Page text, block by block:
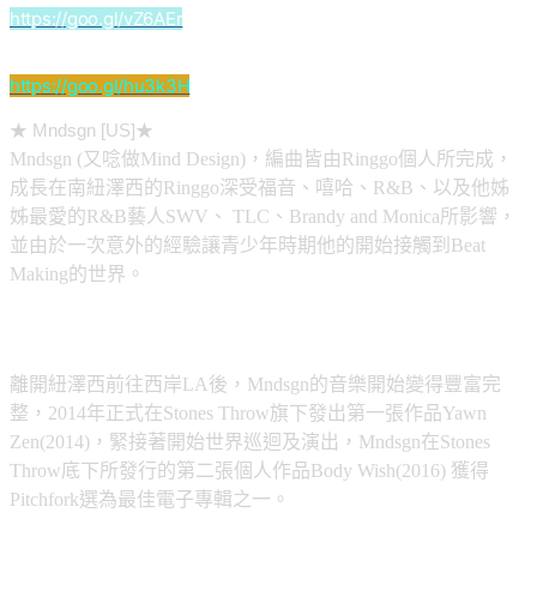
https://goo.gl/vZ6AEr
https://goo.gl/hu3k3H
★ Mndsgn [US]★
Mndsgn (又唸做Mind Design)，編曲皆由Ringgo個人所完成，
成長在南紐澤西的Ringgo深受福音、嘻哈、R&B、以及他姊
姊最愛的R&B藝人SWV、 TLC、Brandy and Monica所影響，
並由於一次意外的經驗讓青少年時期他的開始接觸到Beat
Making的世界。
離開紐澤西前往西岸LA後，Mndsgn的音樂開始變得豐富完
整，2014年正式在Stones Throw旗下發出第一張作品Yawn
Zen(2014)，緊接著開始世界巡迴及演出，Mndsgn在Stones
Throw底下所發行的第二張個人作品Body Wish(2016) 獲得
Pitchfork選為最佳電子專輯之一。